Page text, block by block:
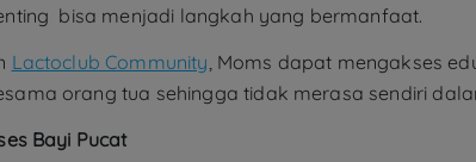
bisa menjadi langkah yang bermanfaat.
Lactoclub Community , Moms dapat mengakses
orang tua sehingga tidak merasa sendiri
Bayi Pucat